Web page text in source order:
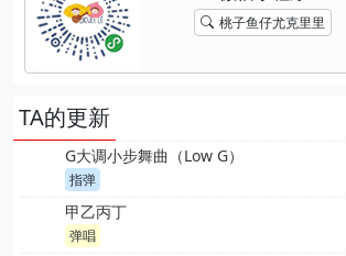
桃子鱼仔尤克里里
TA的更新
G大调小步舞曲（Low G）
指弹
甲乙丙丁
弹唱